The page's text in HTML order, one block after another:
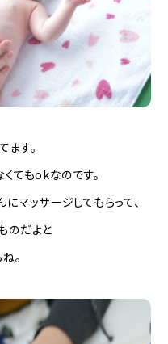
す。
てもokなのです。
マッサージしてもらって、
のだよと
。